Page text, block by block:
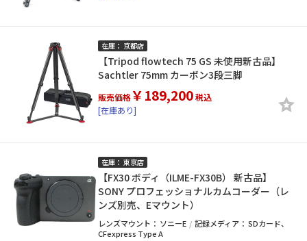
在庫： 京都店
【Tripod flowtech 75 GS 未使用新古品】
Sachtler 75mm カーボン3段三脚
販売価格￥189,200税込
[在庫あり]
在庫： 東京店
【FX30 ボディ（ILME-FX30B） 新古品】
SONY プロフェッショナルカムコーダー（レ
ンズ別売、Eマウント）
レンズマウント： ソニーE 記録メディア：SDカード
CFexpress Type A